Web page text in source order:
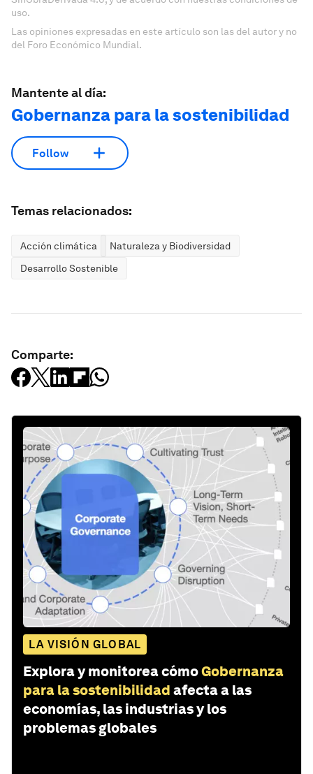
uso.
Las opiniones expresadas en este artículo son las del autor y no
del Foro Económico Mundial.
Mantente al día:
Gobernanza para la sostenibilidad
Follow
Temas relacionados:
Acción climática
Naturaleza y Biodiversidad
Desarrollo Sostenible
Comparte:
LA VISIÓN GLOBAL
Explora y monitorea cómoGobernanza
para la sostenibilidad afecta a las
economías, las industrias y los
problemas globales